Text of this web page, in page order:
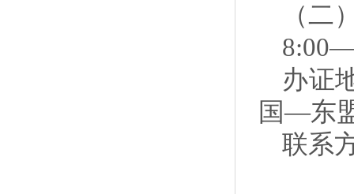
（二
办证
国—东
联系